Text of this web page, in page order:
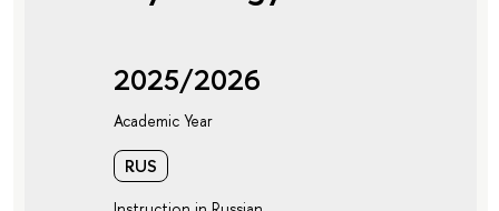
2025/2026
Academic Year
RUS